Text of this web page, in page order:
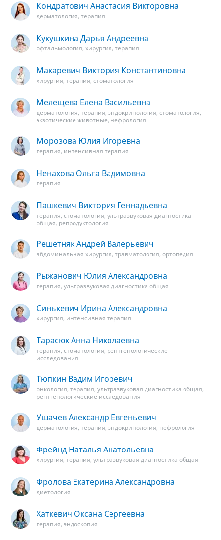
Кондратович Анастасия Викторовна
дерматология, терапия
Кукушкина Дарья Андреевна
офтальмология, хирургия, терапия
Макаревич Виктория Константиновна
хирургия, терапия, стоматология
Мелещева Елена Васильевна
дерматология, терапия, эндокринология, стоматология,
экзотические животные, нефрология
Морозова Юлия Игоревна
терапия, интенсивная терапия
Ненахова Ольга Вадимовна
терапия
Пашкевич Виктория Геннадьевна
терапия, стоматология, ультразвуковая диагностика
общая, репродуктология
Решетняк Андрей Валерьевич
абдоминальная хирургия, травматология, ортопедия
Рыжанович Юлия Александровна
терапия, ультразвуковая диагностика общая
Синькевич Ирина Александровна
хирургия, интенсивная терапия
Тарасюк Анна Николаевна
терапия, стоматология, рентгенологические
исследования
Тюпкин Вадим Игоревич
онкология, терапия, ультразвуковая диагностика общая,
рентгенологические исследования
Ушачев Александр Евгеньевич
дерматология, терапия, эндокринология, нефрология
Фрейнд Наталья Анатольевна
хирургия, терапия, ультразвуковая диагностика общая
Фролова Екатерина Александровна
диетология
Хаткевич Оксана Сергеевна
терапия, эндоскопия